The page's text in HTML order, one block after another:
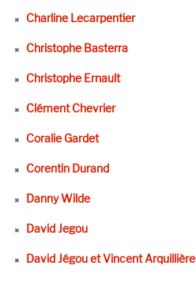
Charline Lecarpentier
Christophe Basterra
Christophe Ernault
Clément Chevrier
Coralie Gardet
Corentin Durand
Danny Wilde
David Jegou
David Jégou et Vincent Arquillière